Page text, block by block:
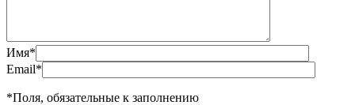
Имя*
Email*
*Поля, обязательные к заполнению